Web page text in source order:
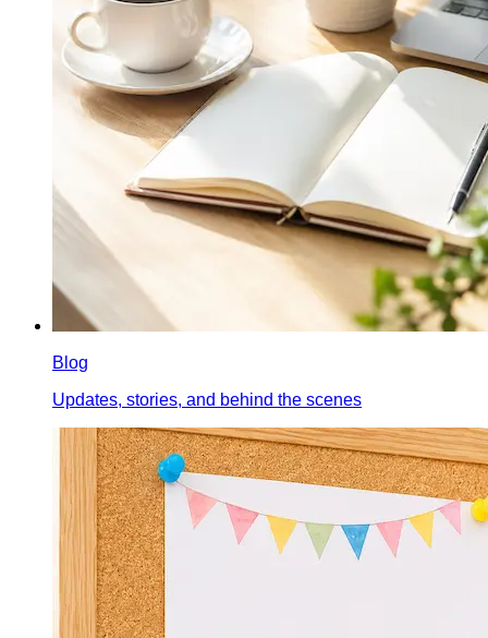
Blog
Updates, stories, and behind the scenes